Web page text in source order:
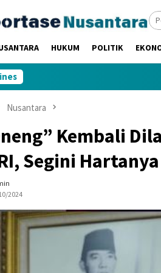
HUKUM POLITIK
Datangi
Nusantara
Kembali
Segini Hartanya
2024